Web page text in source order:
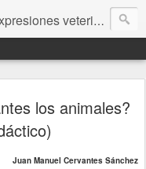
es una publicación en linea de la biblioteca de la Facultad de Veterinaria y Zootecnia de la UNAM
los animales?
Juan Manuel Cervantes Sánchez